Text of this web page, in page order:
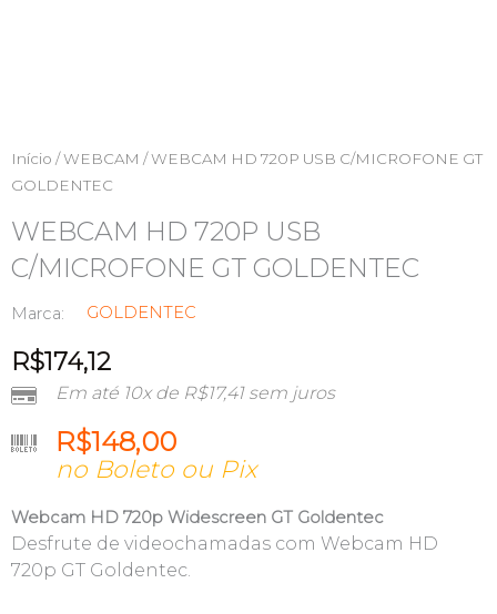
Início /WEBCAM / WEBCAM HD 720P USB C/MICROFONE GT
GOLDENTEC
WEBCAM HD 720P USB
C/MICROFONE GT GOLDENTEC
Marca: GOLDENTEC
R$174,12
Em até 10x de R$17,41sem juros
R$148,00
no Boleto ou Pix
Webcam HD 720p Widescreen GT Goldentec
Desfrute de videochamadas com Webcam HD
720p GT Goldentec.